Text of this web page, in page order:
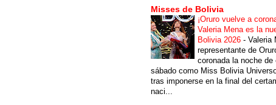
Misses de Bolivia
¡Oruro vuelve a
Valeria Mena es la
Bolivia 2026 - Valeria
representante de
coronada la noche de
sábado como Miss Bolivia
tras imponerse en la final del
naci...